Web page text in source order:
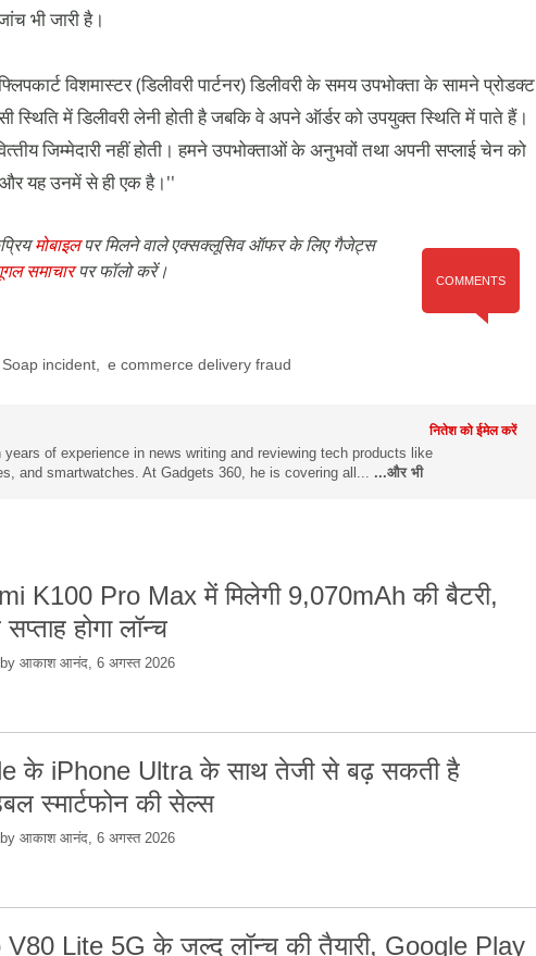
भी जारी है।
विशमास्‍टर (डिलीवरी पार्टनर) डिलीवरी के समय उपभोक्‍ता के सामने प्रोडक्‍ट
में डिलीवरी लेनी होती है जबकि वे अपने ऑर्डर को उपयुक्‍त स्थिति में पाते हैं।
जिम्‍मेदारी नहीं होती। हमने उपभोक्‍ताओं के अनुभवों तथा अपनी सप्‍लाई चेन को
यह उनमें से ही एक है।''
COMMENTS
मोबाइलपर मिलने वाले एक्सक्लूसिव ऑफर के लिए गैजेट्स
समाचारपर फॉलो करें।
incident e commerce delivery fraud
नितेश को ईमेल करें
of experience in news writing and reviewing tech products like
and smartwatches. At Gadgets 360, he is covering all... ...और भी
K100 Pro Max में मिलेगी 9,070mAh की बैटरी,
होगा लॉन्च
आकाश आनंद, 6 अगस्त 2026
के iPhone Ultra के साथ तेजी से बढ़ सकती है
स्मार्टफोन की सेल्स
आकाश आनंद, 6 अगस्त 2026
Lite 5G के जल्द लॉन्च की तैयारी, Google Play